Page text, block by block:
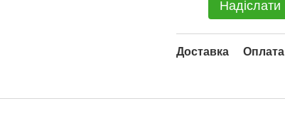
Надіслати
Доставка Оплата